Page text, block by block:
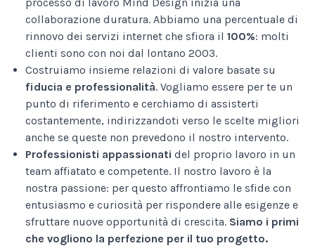
collaborazione duratura. Abbiamo una percentuale di
rinnovo dei servizi internet che sfiora il 100%: molti
clienti sono con noi dal lontano 2003.
Costruiamo insieme relazioni di valore basate su
fiducia e professionalità. Vogliamo essere per te un
punto di riferimento e cerchiamo di assisterti
costantemente, indirizzandoti verso le scelte migliori
anche se queste non prevedono il nostro intervento.
Professionisti appassionati del proprio lavoro in un
team affiatato e competente. Il nostro lavoro è la
nostra passione: per questo affrontiamo le sfide con
entusiasmo e curiosità per rispondere alle esigenze e
sfruttare nuove opportunità di crescita. Siamo i primi
che vogliono la perfezione per il tuo progetto.